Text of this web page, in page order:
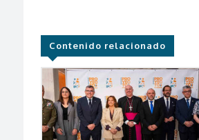
Contenido relacionado